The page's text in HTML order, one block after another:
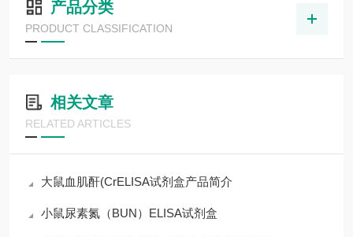
产品分类
PRODUCT CLASSIFICATION
相关文章
RELATED ARTICLES
大鼠血肌酐(CrELISA试剂盒产品简介
小鼠尿素氮（BUN）ELISA试剂盒